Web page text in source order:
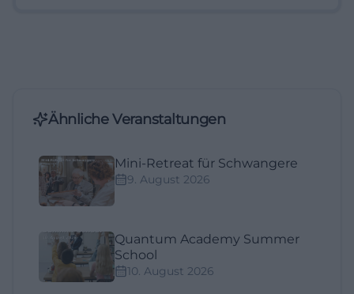
Ähnliche Veranstaltungen
Mini-Retreat für Schwangere
9. August 2026
Quantum Academy Summer
School
10. August 2026